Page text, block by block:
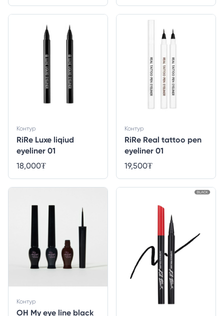
RiRe Luxe liqiud
eyeliner 01
Контур
18,000₮
RiRe Real tattoo pen
eyeliner 01
Контур
19,500₮
OH My eye line black
Контур